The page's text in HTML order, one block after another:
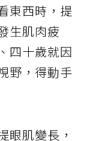
東西時，提
生肌肉疲
四十歲就因
野，得動手
眼肌變長，